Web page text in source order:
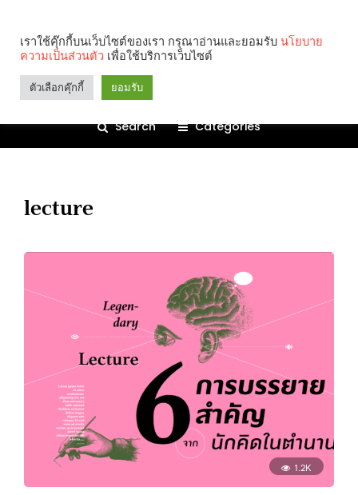
Search Categories
lecture
1.2K
เราใช้คุ๊กกี้บนเว็บไซต์ของเรา กรุณาอ่านและยอมรับ นโยบาย
ความเป็นส่วนตัว เพื่อใช้บริการเว็บไซต์
ตัวเลือกคุ๊กกี้ ยอมรับ